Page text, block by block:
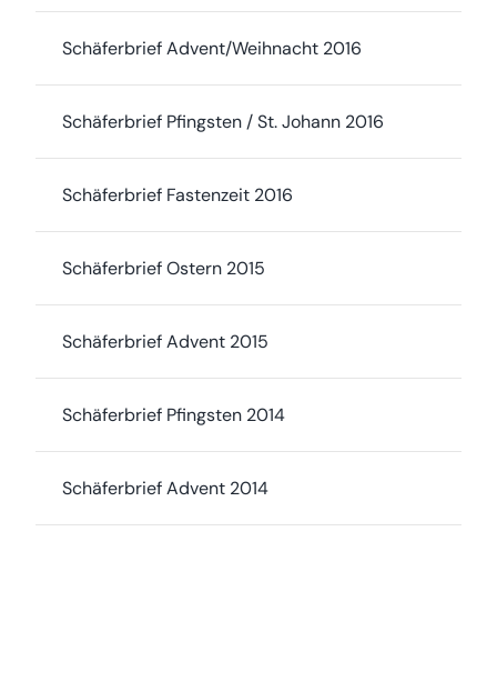
Schäferbrief Advent/Weihnacht 2016
Schäferbrief Pfingsten / St. Johann 2016
Schäferbrief Fastenzeit 2016
Schäferbrief Ostern 2015
Schäferbrief Advent 2015
Schäferbrief Pfingsten 2014
Schäferbrief Advent 2014